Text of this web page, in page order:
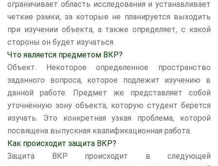
ограничивает область исследования и устанавливает
четкие рамки, за которые не планируется выходить
при изучении объекта, а также определяет, с какой
стороны он будет изучаться.
Что является предметом ВКР?
Объект. Некоторое определенное пространство
заданного вопроса, которое подлежит изучению в
данной работе. Предмет же представляет собой
уточнённую зону объекта, которую студент берется
изучать. Это конкретная узкая проблема, которой
посвящена выпускная квалификационная работа.
Как происходит защита ВКР?
Защита ВКР происходит в следующей